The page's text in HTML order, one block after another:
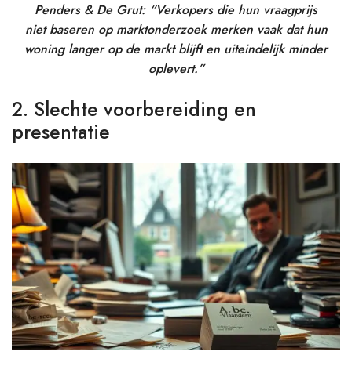
Penders & De Grut: “Verkopers die hun vraagprijs
niet baseren op marktonderzoek merken vaak dat hun
woning langer op de markt blijft en uiteindelijk minder
oplevert.”
2. Slechte voorbereiding en
presentatie